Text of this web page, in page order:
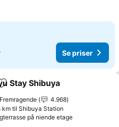
Se priser
Føj til favoritter
Stay Shibuya
Fremragende
4.968
km til Shibuya Station
på niende etageSe priser